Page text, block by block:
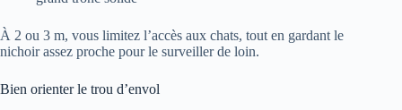
À 2 ou 3 m, vous limitez l’accès aux chats, tout en gardant le
nichoir assez proche pour le surveiller de loin.
Bien orienter le trou d’envol